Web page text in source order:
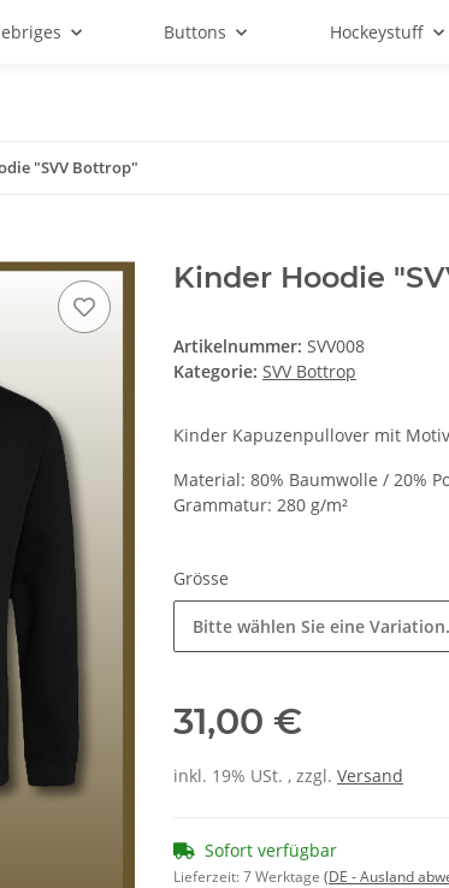
Buttons Hockeystuff
"SVV Bottrop"
Kinder Hoodie
Artikelnummer: SVV008
Kategorie: SVV Bottrop
Kinder Kapuzenpullover mit
Material: 80% Baumwolle / 20%
Grammatur: 280 g/m²
Grösse
Bitte wählen Sie eine Variation.
31,00 €
inkl. 19% USt. , zzgl. Versand
Sofort verfügbar
Lieferzeit:7 Werktage (DE - Ausland